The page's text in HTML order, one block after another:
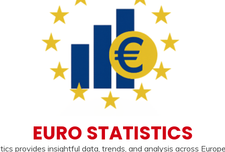
EURO STATISTICS
provides insightful data, trends, and analysis across